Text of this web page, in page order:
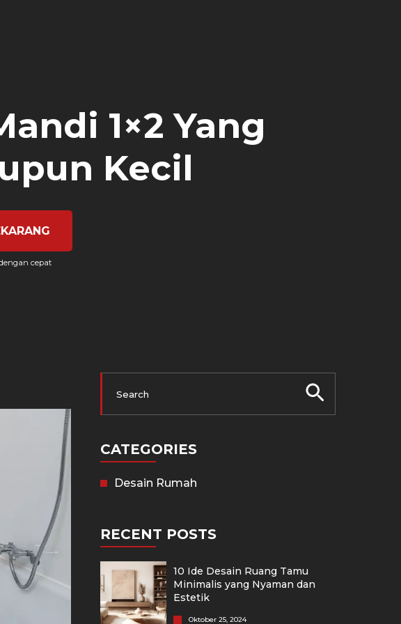
1×2 Yang
Kecil
cepat
CATEGORIES
Desain Rumah
RECENT POSTS
10 Ide Desain Ruang Tamu
Minimalis yang Nyaman dan
Estetik
Oktober 25, 2024